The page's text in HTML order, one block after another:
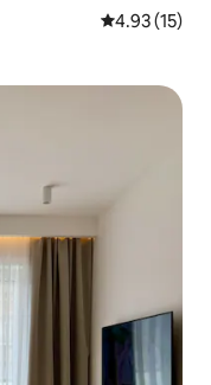
Penarafan
4.93 (15)